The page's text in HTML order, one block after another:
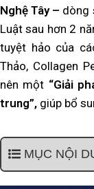
Nghệ Tây – dòng
Luật sau hơn 2
tuyệt hảo của
Thảo, Collagen
nên một “Giải
trung”, giúp bổ
MỤC NỘI